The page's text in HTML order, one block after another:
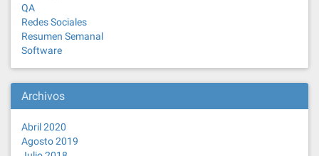
QA
Redes Sociales
Resumen Semanal
Software
Archivos
Abril 2020
Agosto 2019